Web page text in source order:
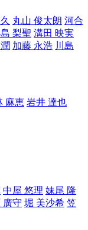
丸山 俊太朗 河合
梨聖 溝田 映実
加藤 永浩 川島
麻恵 岩井 達也
中屋 悠理 妹尾 隆
廣守 堀 美沙希 笠